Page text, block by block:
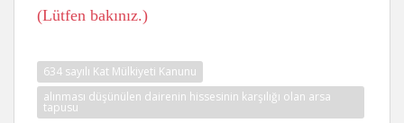
(Lütfen bakınız.)
634 sayılı Kat Mülkiyeti Kanunu
alınması düşünülen dairenin hissesinin karşılığı olan arsa
tapusu